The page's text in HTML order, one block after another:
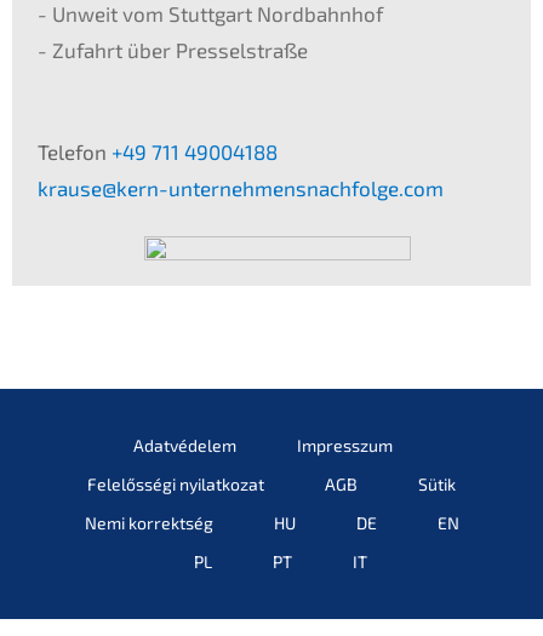
- Unweit vom Stutt­gart Nordbahn­hof
- Zufahrt über Presselstraße
Telefon +49 711 49004188
krause@kern-unternehmensnachfolge.com
Adatvé­de­lem
Impress­z­um
Felelős­sé­gi nyilatkozat
AGB
Sütik
Nemi korrekt­ség
HU DE
EN
PL
PT IT